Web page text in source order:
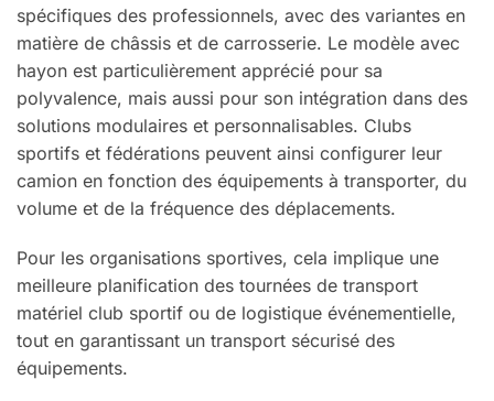
spécifiques des professionnels, avec des variantes en
matière de châssis et de carrosserie. Le modèle avec
hayon est particulièrement apprécié pour sa
polyvalence, mais aussi pour son intégration dans des
solutions modulaires et personnalisables. Clubs
sportifs et fédérations peuvent ainsi configurer leur
camion en fonction des équipements à transporter, du
volume et de la fréquence des déplacements.
Pour les organisations sportives, cela implique une
meilleure planification des tournées de transport
matériel club sportif ou de logistique événementielle,
tout en garantissant un transport sécurisé des
équipements.